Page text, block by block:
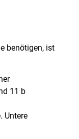
benötigen, ist
11 b
Untere